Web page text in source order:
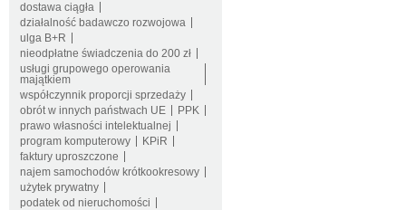
dostawa ciągła
działalność badawczo rozwojowa
ulga B+R
nieodpłatne świadczenia do 200 zł
usługi grupowego operowania
majątkiem
współczynnik proporcji sprzedaży
obrót w innych państwach UE
PPK
prawo własności intelektualnej
program komputerowy
KPiR
faktury uproszczone
najem samochodów krótkookresowy
użytek prywatny
podatek od nieruchomości